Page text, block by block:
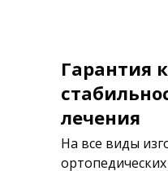
Гарантия
лечения
На все виды